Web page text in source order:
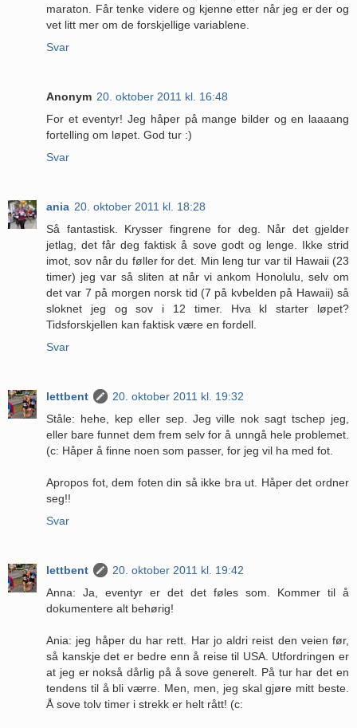
maraton. Får tenke videre og kjenne etter når jeg er der og
vet litt mer om de forskjellige variablene.
Svar
Anonym 20. oktober 2011 kl. 16:48
For et eventyr! Jeg håper på mange bilder og en laaaang
fortelling om løpet. God tur :)
Svar
ania 20. oktober 2011 kl. 18:28
Så fantastisk. Krysser fingrene for deg. Når det gjelder
jetlag, det får deg faktisk å sove godt og lenge. Ikke strid
imot, sov når du føller for det. Min leng tur var til Hawaii (23
timer) jeg var så sliten at når vi ankom Honolulu, selv om
det var 7 på morgen norsk tid (7 på kvbelden på Hawaii) så
sloknet jeg og sov i 12 timer. Hva kl starter løpet?
Tidsforskjellen kan faktisk være en fordell.
Svar
lettbent
20. oktober 2011 kl. 19:32
Ståle: hehe, kep eller sep. Jeg ville nok sagt tschep jeg,
eller bare funnet dem frem selv for å unngå hele problemet.
(c: Håper å finne noen som passer, for jeg vil ha med fot.
Apropos fot, dem foten din så ikke bra ut. Håper det ordner
seg!!
Svar
lettbent
20. oktober 2011 kl. 19:42
Anna: Ja, eventyr er det det føles som. Kommer til å
dokumentere alt behørig!
Ania: jeg håper du har rett. Har jo aldri reist den veien før,
så kanskje det er bedre enn å reise til USA. Utfordringen er
at jeg er nokså dårlig på å sove generelt. På tur har det en
tendens til å bli værre. Men, men, jeg skal gjøre mitt beste.
Å sove tolv timer i strekk er helt rått! (c: